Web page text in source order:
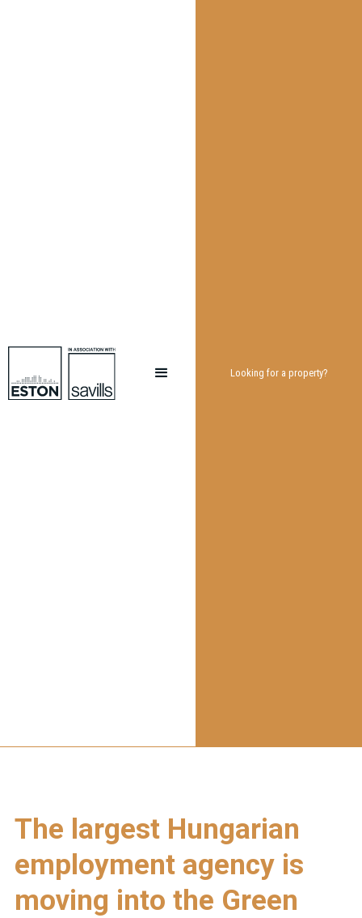
Looking for a property?
The largest Hungarian
employment agency is
moving into the Green